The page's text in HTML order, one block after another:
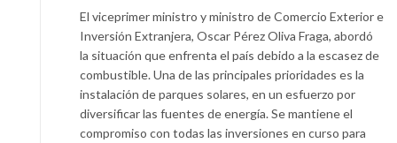
El viceprimer ministro y ministro de Comercio Exterior e
Inversión Extranjera, Oscar Pérez Oliva Fraga, abordó
la situación que enfrenta el país debido a la escasez de
combustible. Una de las principales prioridades es la
instalación de parques solares, en un esfuerzo por
diversificar las fuentes de energía. Se mantiene el
compromiso con todas las inversiones en curso para